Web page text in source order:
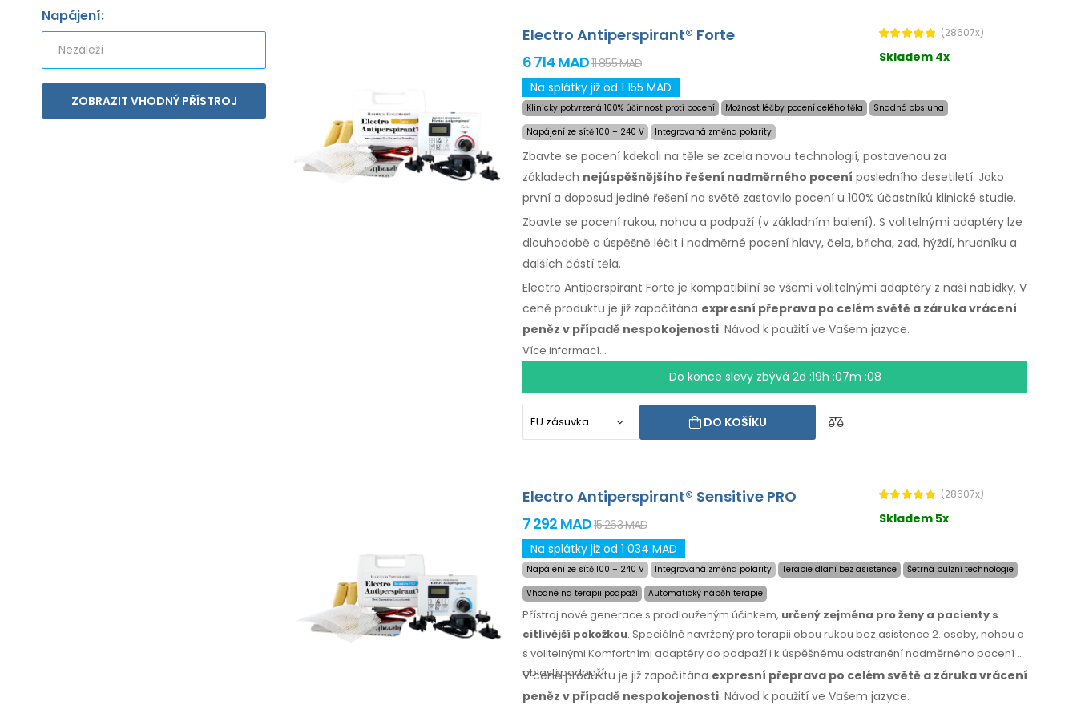
Napájení:
ZOBRAZIT VHODNÝ PŘÍSTROJ
Electro Antiperspirant® Forte (28607x)
6 714 MAD11 855 MAD
Skladem 4x
Na splátky již od 1 155 MAD
Klinicky potvrzená 100% účinnost proti pocení Možnost léčby pocení celého těla
Snadná obsluha
Napájení ze sítě 100 – 240 V
Integrovaná změna polarity
Zbavte se pocení kdekoli na těle se zcela novou technologií, postavenou za
základech nejúspěšnějšího řešení nadměrného pocení posledního desetiletí. Jako
první a doposud jediné řešení na světě zastavilo pocení u 100% účastníků klinické studie.
Zbavte se pocení rukou, nohou a podpaží (v základním balení). S volitelnými adaptéry lze
dlouhodobě a úspěšně léčit i nadměrné pocení hlavy, čela, břicha, zad, hýždí, hrudníku a
dalších částí těla.
Electro Antiperspirant Forte je kompatibilní se všemi volitelnými adaptéry z naší nabídky. V
ceně produktu je již započítána expresní přeprava po celém světě a záruka vrácení
peněz v případě nespokojenosti. Návod k použití ve Vašem jazyce.
Více informací...
Do konce slevy zbývá 2d :19h :07m :07
DO KOŠÍKU
Electro Antiperspirant® Sensitive PRO (28607x)
7 292 MAD15 263 MAD
Skladem 5x
Na splátky již od 1 034 MAD
Napájení ze sítě 100 – 240 V Integrovaná změna polarity Terapie dlaní bez asistence
Šetrná pulzní technologie
Vhodné na terapii podpaží
Automatický náběh terapie
Přístroj nové generace s prodlouženým účinkem, určený zejména pro ženy a pacienty s
citlivější pokožkou. Speciálně navržený pro terapii obou rukou bez asistence 2. osoby, nohou a
s volitelnými Komfortními adaptéry do podpaží i k úspěšnému odstranění nadměrného pocení v
oblasti podpaží.
V ceně produktu je již započítána expresní přeprava po celém světě a zárukavrácení
peněz v případě nespokojenosti. Návod k použití ve Vašem jazyce.